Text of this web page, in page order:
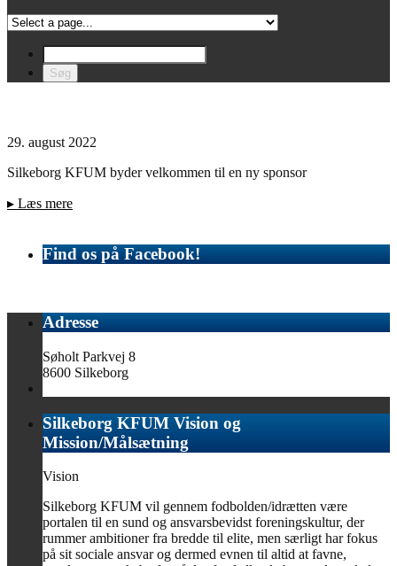
29. august 2022
Silkeborg KFUM byder velkommen til en ny sponsor
▸ Læs mere
Find os på Facebook!
Adresse
Søholt Parkvej 8
8600 Silkeborg
Silkeborg KFUM Vision og
Mission/Målsætning
Vision
Silkeborg KFUM vil gennem fodbolden/idrætten være
portalen til en sund og ansvarsbevidst foreningskultur, der
rummer ambitioner fra bredde til elite, men særligt har fokus
på sit sociale ansvar og dermed evnen til altid at favne,